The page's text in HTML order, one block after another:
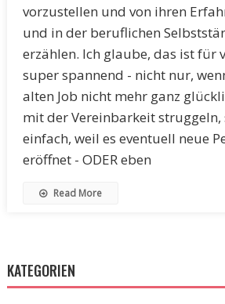
vorzustellen und von ihren
und in der beruflichen
erzählen. Ich glaube, das ist für
super spannend - nicht nur,
alten Job nicht mehr ganz
mit der Vereinbarkeit struggeln,
einfach, weil es eventuell neue
eröffnet - ODER eben
Read More
KATEGORIEN